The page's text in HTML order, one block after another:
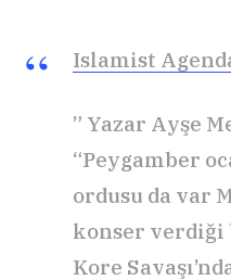
Islamist
” Yazar Ayşe
“Peygamber
ordusu da var
konser verdiği
Kore